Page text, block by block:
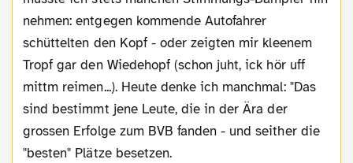
nehmen: entgegen kommende Autofahrer
schüttelten den Kopf - oder zeigten mir kleenem
Tropf gar den Wiedehopf (schon juht, ick hör uff
mittm reimen...). Heute denke ich manchmal: "Das
sind bestimmt jene Leute, die in der Ära der
grossen Erfolge zum BVB fanden - und seither die
"besten" Plätze besetzen.